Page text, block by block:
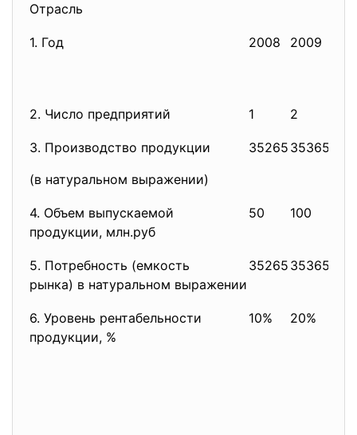
Отрасль
1. Год 2008 2009
2. Число предприятий 1 2
3. Производство продукции
(в натуральном выражении)
35265 35365
4. Объем выпускаемой
продукции, млн.руб
50 100
5. Потребность (емкость
рынка) в натуральном выражении
35265 35365
6. Уровень рентабельности
продукции, %
10% 20%